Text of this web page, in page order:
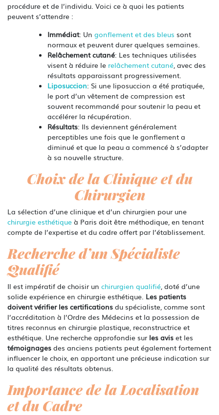
procédure et de l’individu. Voici ce à quoi les patients
peuvent s’attendre :
Immédiat: Un gonflement et des bleus sont
normaux et peuvent durer quelques semaines.
Relâchement cutané: Les techniques utilisées
visent à réduire le relâchement cutané, avec des
résultats apparaissant progressivement.
Liposuccion: Si une liposuccion a été pratiquée,
le port d’un vêtement de compression est
souvent recommandé pour soutenir la peau et
accélérer la récupération.
Résultats: Ils deviennent généralement
perceptibles une fois que le gonflement a
diminué et que la peau a commencé à s’adapter
à sa nouvelle structure.
Choix de la Clinique et du
Chirurgien
La sélection d’une clinique et d’un chirurgien pour une
chirurgie esthétique à Paris doit être méthodique, en tenant
compte de l’expertise et du cadre offert par l’établissement.
Recherche d’un Spécialiste
Qualifié
Il est impératif de choisir un chirurgien qualifié, doté d’une
solide expérience en chirurgie esthétique. Les patients
doivent vérifier les certifications du spécialiste, comme sont
l’accréditation à l’Ordre des Médecins et la possession de
titres reconnus en chirurgie plastique, reconstructrice et
esthétique. Une recherche approfondie sur les avis et les
témoignages des anciens patients peut également fortement
influencer le choix, en apportant une précieuse indication sur
la qualité des résultats obtenus.
Importance de la Localisation
et du Cadre